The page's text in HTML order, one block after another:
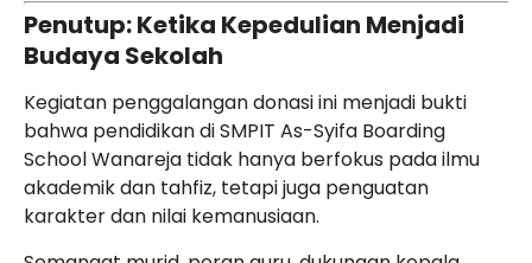
Penutup: Ketika Kepedulian Menjadi
Budaya Sekolah
Kegiatan penggalangan donasi ini menjadi bukti
bahwa pendidikan di SMPIT As-Syifa Boarding
School Wanareja tidak hanya berfokus pada ilmu
akademik dan tahfiz, tetapi juga penguatan
karakter dan nilai kemanusiaan.